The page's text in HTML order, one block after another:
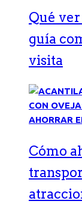
Qué
guía
visita
Cómo